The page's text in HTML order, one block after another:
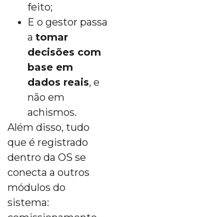
feito;
E o gestor passa
a tomar
decisões com
base em
dados reais, e
não em
achismos.
Além disso, tudo
que é registrado
dentro da OS se
conecta a outros
módulos do
sistema: